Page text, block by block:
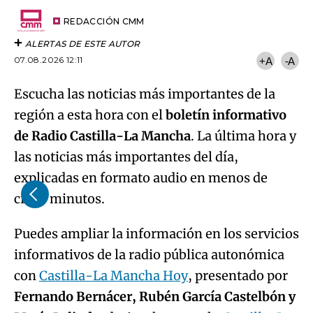
REDACCIÓN CMM
ALERTAS DE ESTE AUTOR
07.08.2026 12:11
+A -A
Escucha las noticias más importantes de la
región a esta hora con elboletín informativo
de Radio Castilla-La Mancha. La última hora y
las noticias más importantes del día,
explicadas en formato audio en menos de
cinco minutos.
Puedes ampliar la información en los servicios
informativos de la radio pública autonómica
conCastilla-La Mancha Hoy, presentado por
Fernando Bernácer, Rubén García Castelbón y